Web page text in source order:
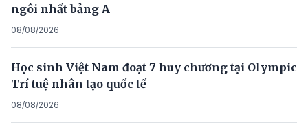
ngôi nhất bảng A
08/08/2026
Học sinh Việt Nam đoạt 7 huy chương tại Olympic
Trí tuệ nhân tạo quốc tế
08/08/2026